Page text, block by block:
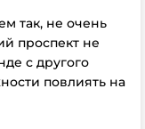
так, не очень
проспект не
с другого
повлиять на